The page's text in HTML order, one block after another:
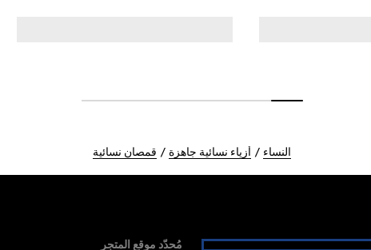
النساء أزياء نسائية جاهزة قمصان نسائية
مُحدّد موقع المتجر